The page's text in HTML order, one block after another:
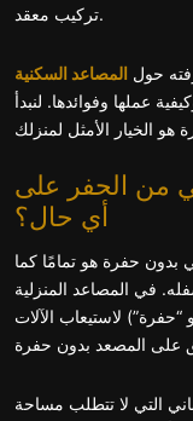
تركيب معقد.
حول المصاعد السكنية
عملها وفوائدها. لنبدأ
من الحفر على
أي حال؟
بدون حفرة هو تمامًا كما
في المصاعد المنزلية
“حفرة”) لاستيعاب الآلات
التي لا تتطلب مساحة